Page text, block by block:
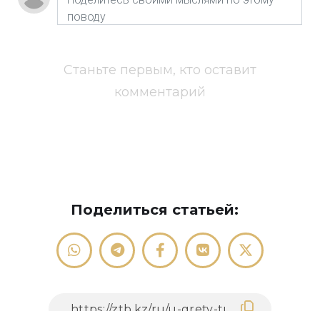
Станьте первым, кто оставит
комментарий
Поделиться статьей: